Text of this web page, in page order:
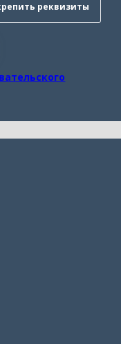
реквизиты